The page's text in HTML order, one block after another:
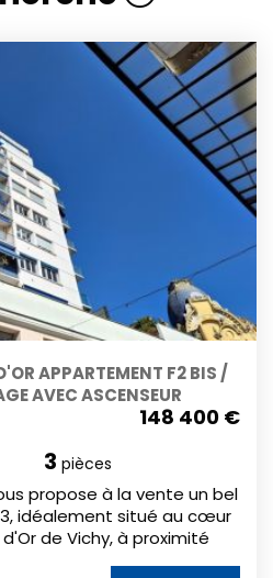
APPARTEMENT F2 BIS /
AVEC ASCENSEUR
148 400 €
3 pièces
propose à la vente un bel
idéalement situé au cœur
de Vichy, à proximité